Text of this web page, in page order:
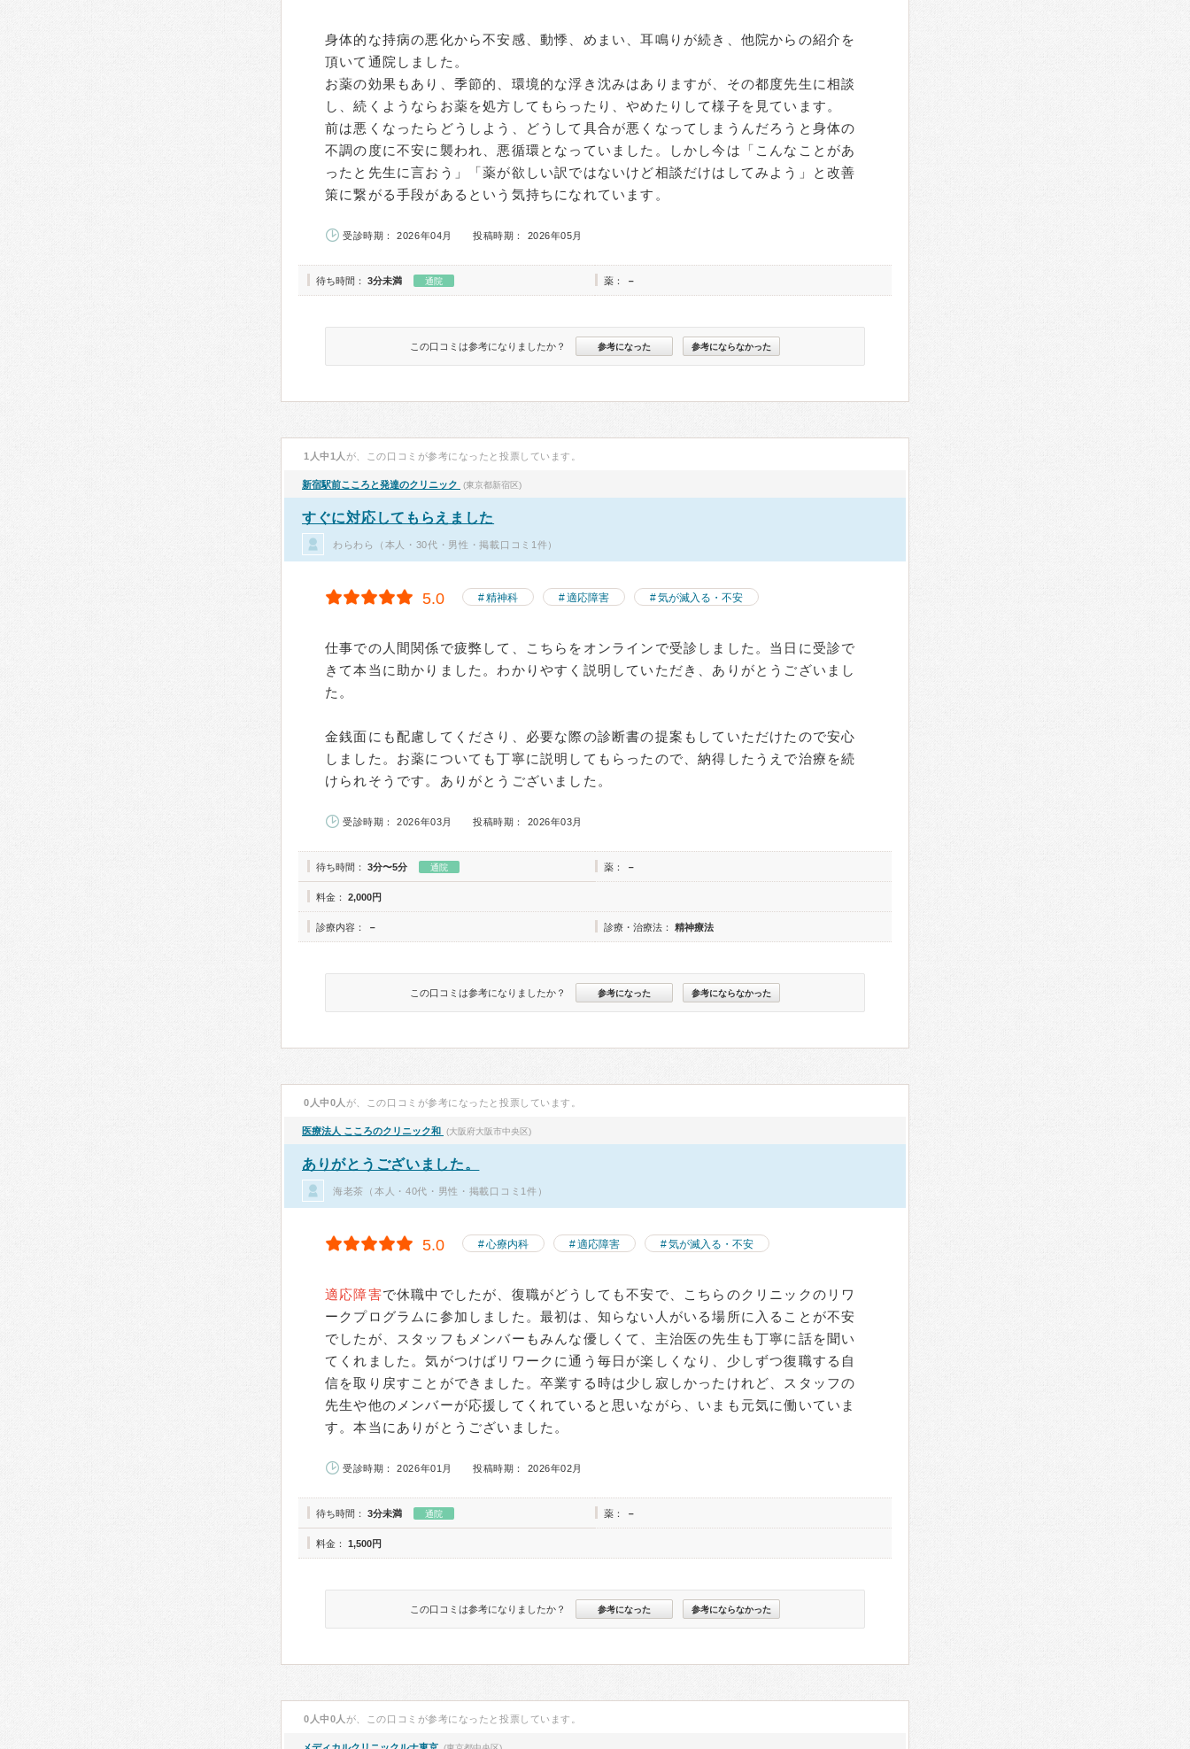
身体的な持病の悪化から不安感、動悸、めまい、耳鳴りが続き、他院からの紹介を
頂いて通院しました。
お薬の効果もあり、季節的、環境的な浮き沈みはありますが、その都度先生に相談
し、続くようならお薬を処方してもらったり、やめたりして様子を見ています。
前は悪くなったらどうしよう、どうして具合が悪くなってしまうんだろうと身体の
不調の度に不安に襲われ、悪循環となっていました。しかし今は「こんなことがあ
ったと先生に言おう」「薬が欲しい訳ではないけど相談だけはしてみよう」と改善
策に繋がる手段があるという気持ちになれています。
受診時期： 2026年04月 投稿時期： 2026年05月
待ち時間： 3分未満 通院 薬： －
この口コミは参考になりましたか？ 参考になった 参考にならなかった
1人中1人 が、この口コミが参考になったと投票しています。
新宿駅前こころと発達のクリニック (東京都新宿区)
すぐに対応してもらえました
わらわら（本人・30代・男性・掲載口コミ1件）
5.0 精神科 適応障害 気が滅入る・不安
仕事での人間関係で疲弊して、こちらをオンラインで受診しました。当日に受診で
きて本当に助かりました。わかりやすく説明していただき、ありがとうございまし
た。
金銭面にも配慮してくださり、必要な際の診断書の提案もしていただけたので安心
しました。お薬についても丁寧に説明してもらったので、納得したうえで治療を続
けられそうです。ありがとうございました。
受診時期： 2026年03月 投稿時期： 2026年03月
待ち時間： 3分〜5分 通院 薬： －
料金： 2,000円
診療内容： － 診療・治療法： 精神療法
この口コミは参考になりましたか？ 参考になった 参考にならなかった
0人中0人 が、この口コミが参考になったと投票しています。
医療法人 こころのクリニック和 (大阪府大阪市中央区)
ありがとうございました。
海老茶（本人・40代・男性・掲載口コミ1件）
5.0 心療内科 適応障害 気が滅入る・不安
適応障害で休職中でしたが、復職がどうしても不安で、こちらのクリニックのリワ
ークプログラムに参加しました。最初は、知らない人がいる場所に入ることが不安
でしたが、スタッフもメンバーもみんな優しくて、主治医の先生も丁寧に話を聞い
てくれました。気がつけばリワークに通う毎日が楽しくなり、少しずつ復職する自
信を取り戻すことができました。卒業する時は少し寂しかったけれど、スタッフの
先生や他のメンバーが応援してくれていると思いながら、いまも元気に働いていま
す。本当にありがとうございました。
受診時期： 2026年01月 投稿時期： 2026年02月
待ち時間： 3分未満 通院 薬： －
料金： 1,500円
この口コミは参考になりましたか？ 参考になった 参考にならなかった
0人中0人 が、この口コミが参考になったと投票しています。